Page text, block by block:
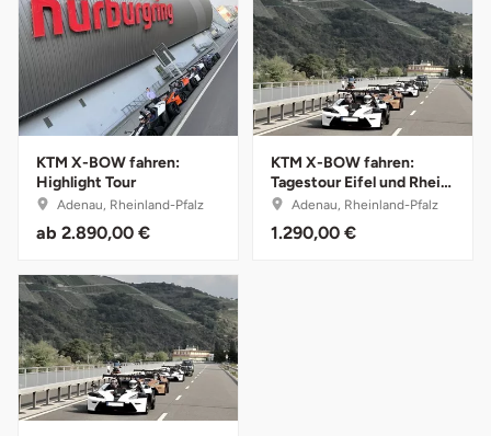
KTM X-BOW fahren:
Highlight Tour
Adenau, Rheinland-Pfalz
ab 2.890,00 €
KTM X-BOW fahren:
Tagestour Eifel und Rhein
- 1 Person
Adenau, Rheinland-Pfalz
1.290,00 €
Rheine
Rodgau
Rostock
Rottweil
Saarbrücken
Salzgitter